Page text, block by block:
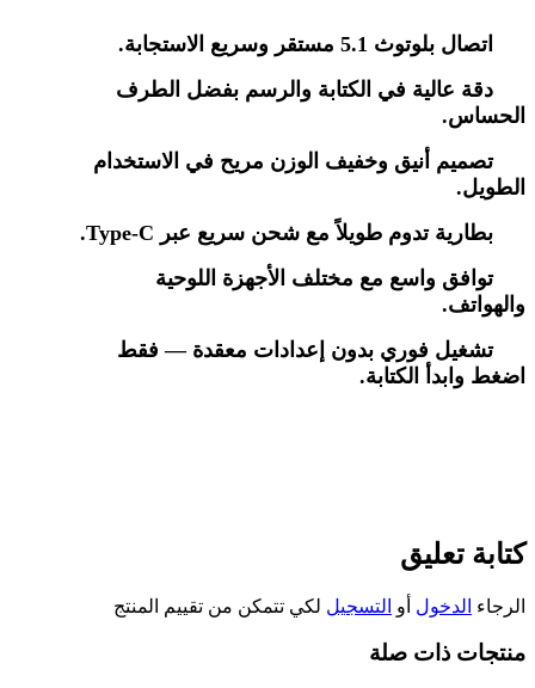
اتصال بلوتوث 5.1 مستقر وسريع الاستجابة.
دقة عالية في الكتابة والرسم بفضل الطرف
الحساس.
تصميم أنيق وخفيف الوزن مريح في الاستخدام
الطويل.
بطارية تدوم طويلاًمع شحن سريع عبر
توافق واسع مع مختلف الأجهزة اللوحية
والهواتف.
تشغيل فوري بدون إعدادات معقدة — فقط
اضغط وابدأ الكتابة.
كتابة تعليق
الرجاء الدخول أو التسجيل لكي تتمكن من تقييم المنتج
منتجات ذات صلة